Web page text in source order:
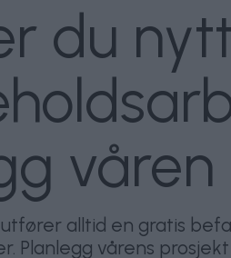
du
våren
alltid en gratis
Planlegg vårens prosjekt